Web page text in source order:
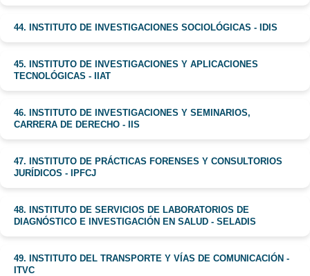
44. INSTITUTO DE INVESTIGACIONES SOCIOLÓGICAS - IDIS
45. INSTITUTO DE INVESTIGACIONES Y APLICACIONES
TECNOLÓGICAS - IIAT
46. INSTITUTO DE INVESTIGACIONES Y SEMINARIOS,
CARRERA DE DERECHO - IIS
47. INSTITUTO DE PRÁCTICAS FORENSES Y CONSULTORIOS
JURÍDICOS - IPFCJ
48. INSTITUTO DE SERVICIOS DE LABORATORIOS DE
DIAGNÓSTICO E INVESTIGACIÓN EN SALUD - SELADIS
49. INSTITUTO DEL TRANSPORTE Y VÍAS DE COMUNICACIÓN -
ITVC